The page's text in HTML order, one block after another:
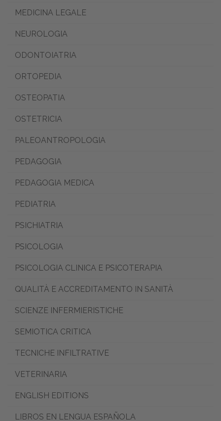
MEDICINA LEGALE
NEUROLOGIA
ODONTOIATRIA
ORTOPEDIA
OSTEOPATIA
OSTETRICIA
PALEOANTROPOLOGIA
PEDAGOGIA
PEDAGOGIA MEDICA
PEDIATRIA
PSICHIATRIA
PSICOLOGIA
PSICOLOGIA CLINICA E PSICOTERAPIA
QUALITÀ E ACCREDITAMENTO IN SANITÀ
SCIENZE INFERMIERISTICHE
SEMIOTICA CRITICA
TECNICHE INFILTRATIVE
VETERINARIA
ENGLISH EDITIONS
LIBROS EN LENGUA ESPAÑOLA